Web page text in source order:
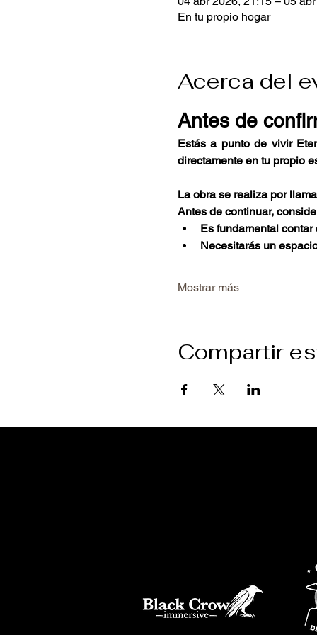
En tu propio hogar
Acerca del
Antes de
Estás a punto de vivir
directamente en tu propio
La obra se realiza por
Antes de continuar,
Es fundamental
Necesitarás un
Mostrar más
Compartir